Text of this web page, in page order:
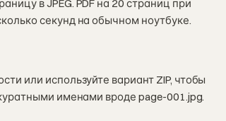
в JPEG. PDF на 20 страниц при
секунд на обычном ноутбуке.
или используйте вариант ZIP, чтобы
именами вроде page-001.jpg.